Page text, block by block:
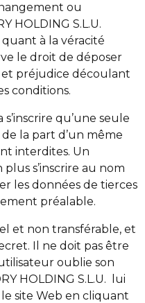
ou
HOLDING S.L.U.
à la véracité
le droit de déposer
préjudice découlant
conditions.
qu’une seule
la part d’un même
interdites. Un
s’inscrire au nom
les données de tierces
préalable.
et non transférable, et
Il ne doit pas être
oublie son
HOLDING S.L.U. lui
site Web en cliquant